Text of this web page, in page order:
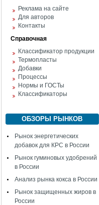
Реклама на сайте
Для авторов
Контакты
Справочная
Классификатор продукции
Термопласты
Добавки
Процессы
Нормы и ГОСТы
Классификаторы
ОБЗОРЫ РЫНКОВ
Рынок энергетических
добавок для КРС в России
Рынок гуминовых удобрений
в России
Анализ рынка кокса в России
Рынок защищенных жиров в
России